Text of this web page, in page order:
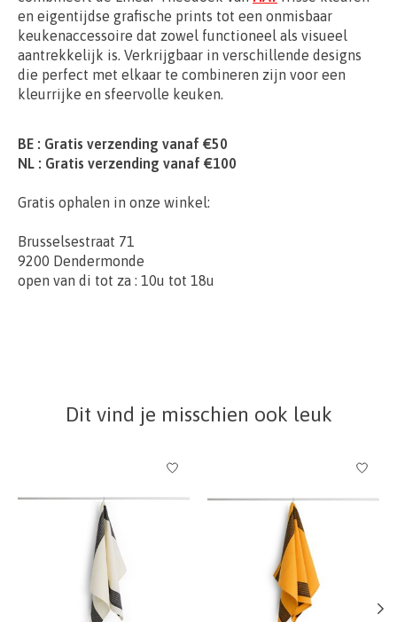
en eigentijdse grafische prints tot een onmisbaar
keukenaccessoire dat zowel functioneel als visueel
aantrekkelijk is. Verkrijgbaar in verschillende designs
die perfect met elkaar te combineren zijn voor een
kleurrijke en sfeervolle keuken.
BE : Gratis verzending vanaf €50
NL : Gratis verzending vanaf €100
Gratis ophalen in onze winkel:
Brusselsestraat 71
9200 Dendermonde
open van di tot za : 10u tot 18u
Dit vind je misschien ook leuk
Items van productcarrousel